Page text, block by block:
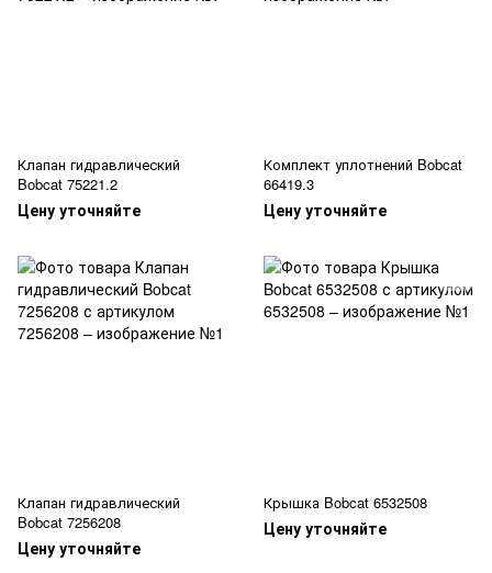
Клапан гидравлический
Bobcat 75221.2
Цену уточняйте
Комплект уплотнений Bobcat
66419.3
Цену уточняйте
Клапан гидравлический
Bobcat 7256208
Цену уточняйте
Крышка Bobcat 6532508
Цену уточняйте